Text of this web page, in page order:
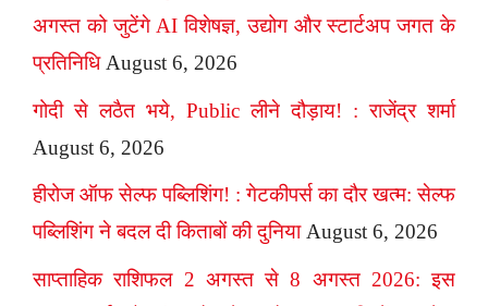
अगस्त को जुटेंगे AI विशेषज्ञ, उद्योग और स्टार्टअप जगत के
प्रतिनिधि August 6, 2026
गोदी से लठैत भये, Public लीने दौड़ाय! : राजेंद्र शर्मा
August 6, 2026
हीरोज ऑफ सेल्फ पब्लिशिंग! : गेटकीपर्स का दौर खत्म: सेल्फ
पब्लिशिंग ने बदल दी किताबों की दुनिया August 6, 2026
साप्ताहिक राशिफल 2 अगस्त से 8 अगस्त 2026: इस